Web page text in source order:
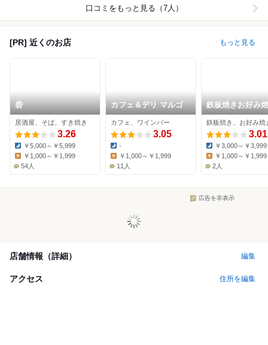
口コミをもっと見る（7人）
[PR] 近くのお店 もっと見る
砦
居酒屋、そば、すき焼き
3.26
Dinner:
￥5,000～￥5,999
Lunch:
￥1,000～￥1,999
54人
カフェ＆デリ マルゴ
カフェ、ワインバー
3.05
Dinner:
-
Lunch:
￥1,000～￥1,999
11人
鉄板焼きお好み
Tom's
鉄板焼き、お好み焼
3.01
Dinner:
￥3,000～￥3,999
Lunch:
￥1,000～￥1,999
2人
広告を非表示
店舗情報（詳細） 編集
アクセス 住所を編集